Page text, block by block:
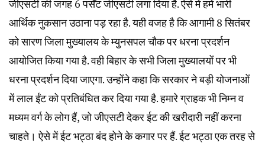
जीएसटी की जगह 6 पर्सेंट जीएसटी लगा दिया है. ऐसे में हमें भारी
आर्थिक नुकसान उठाना पड़ रहा है. यही वजह है कि आगामी 8 सितंबर
को सारण जिला मुख्यालय के म्युनसपल चौक पर धरना प्रदर्शन
आयोजित किया गया है. वही बिहार के सभी जिला मुख्यालयों पर भी
धरना प्रदर्शन दिया जाएगा. उन्होंने कहा कि सरकार ने बड़ी योजनाओं
में लाल ईंट को प्रतिबंधित कर दिया गया है. हमारे ग्राहक भी निम्न व
मध्यम वर्ग के लोग हैं, जो जीएसटी देकर ईट की खरीदारी नहीं करना
चाहते। ऐसे में ईट भट्ठा बंद होने के कगार पर हैं. ईट भट्ठा एक तरह से